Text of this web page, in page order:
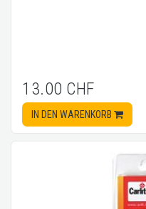
13.00 CHF
IN DEN WARENKORB